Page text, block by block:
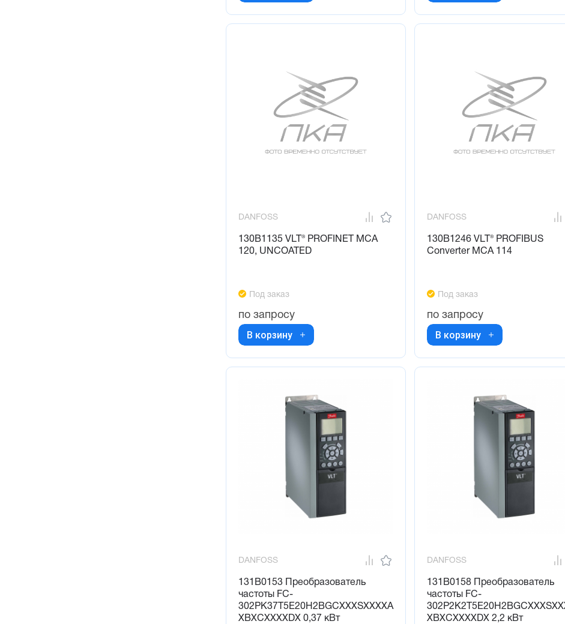
DANFOSS
130B1135 VLT® PROFINET MCA
120, UNCOATED
Под заказ
по запросу
В корзину
DANFOSS
130B1246 VLT® PROFIBUS
Converter MCA 114
Под заказ
по запросу
В корзину
DANFOSS
131B0153 Преобразователь
частоты FC-
302PK37T5E20H2BGCXXXSXXXXA
XBXCXXXXDX 0,37 кВт
DANFOSS
131B0158 Преобразователь
частоты FC-
XBXCXXXXDX 2,2 кВт